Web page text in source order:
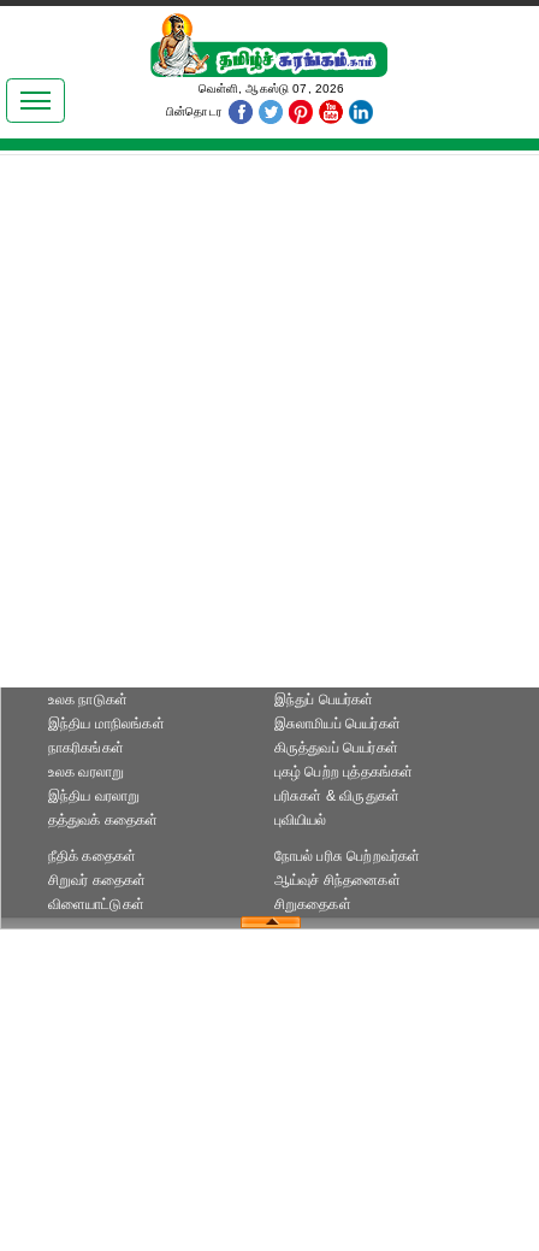
இலக்கியங்கள்
தமிழ் உலகம்
வெள்ளி, ஆகஸ்டு 07, 2026
பின்தொடர
உலக நாடுகள்
இந்திய மாநிலங்கள்
நாகரிகங்கள்
இந்துப் பெயர்கள்
இசுலாமியப் பெயர்கள்
கிருத்துவப் பெயர்கள்
உலக வரலாறு
இந்திய வரலாறு
தத்துவக் கதைகள்
புகழ் பெற்ற புத்தகங்கள்
பரிசுகள் & விருதுகள்
புவியியல்
நீதிக் கதைகள்
சிறுவர் கதைகள்
விளையாட்டுகள்
நோபல் பரிசு‎ பெற்றவர்‎கள்
ஆய்வுச் சிந்தனைகள்
சிறுகதைகள்